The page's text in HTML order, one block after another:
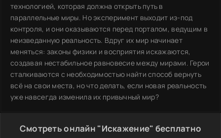
технологией, которая должна открыть путь в
параллельные миры. Но эксперимент выходит из-под
контроля, и они оказываются перед порталом, ведущим в
неизведанную реальность. Вдруг их мир начинает
меняться: законы физики и восприятия искажаются,
создавая нестабильное равновесие между мирами. Герои
сталкиваются с необходимостью найти способ вернуть
всё на свои места, но что делать, если новая реальность
уже навсегда изменила их привычный мир?
Смотреть онлайн "Искажение" бесплатно